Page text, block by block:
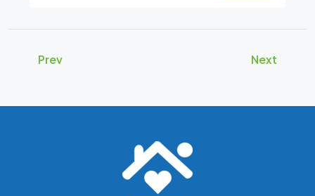
Prev Next